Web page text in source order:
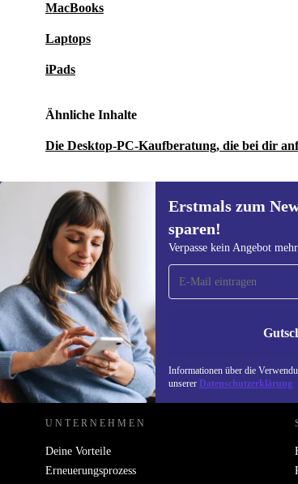
MacBooks
Laptops
iPads
Ähnliche Inhalte
Die Desktop-PC-Kaufberatung, die bei dir
Erstmals zum
sparen!
Verpasse kein Angebot mehr
Informationen über die
unserer Datenschutzerklärung
Erstmals zum Newsletter
anmelden, 15 € sparen!
Verpasse kein Angebot mehr.
REFURBED DEUTSCHLAND - RETHINK
UNTERNEHMEN
Deine Vorteile
Erneuerungsprozess